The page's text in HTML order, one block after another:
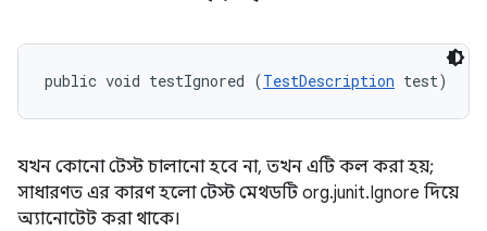
public void testIgnored (TestDescription test)
যখন কোনো টেস্ট চালানো হবে না, তখন এটি কল করা হয়;
সাধারণত এর কারণ হলো টেস্ট মেথডটি org.junit.Ignore দিয়ে
অ্যানোটেট করা থাকে।